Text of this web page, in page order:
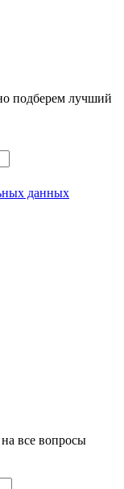
подберем лучший
данных
все вопросы